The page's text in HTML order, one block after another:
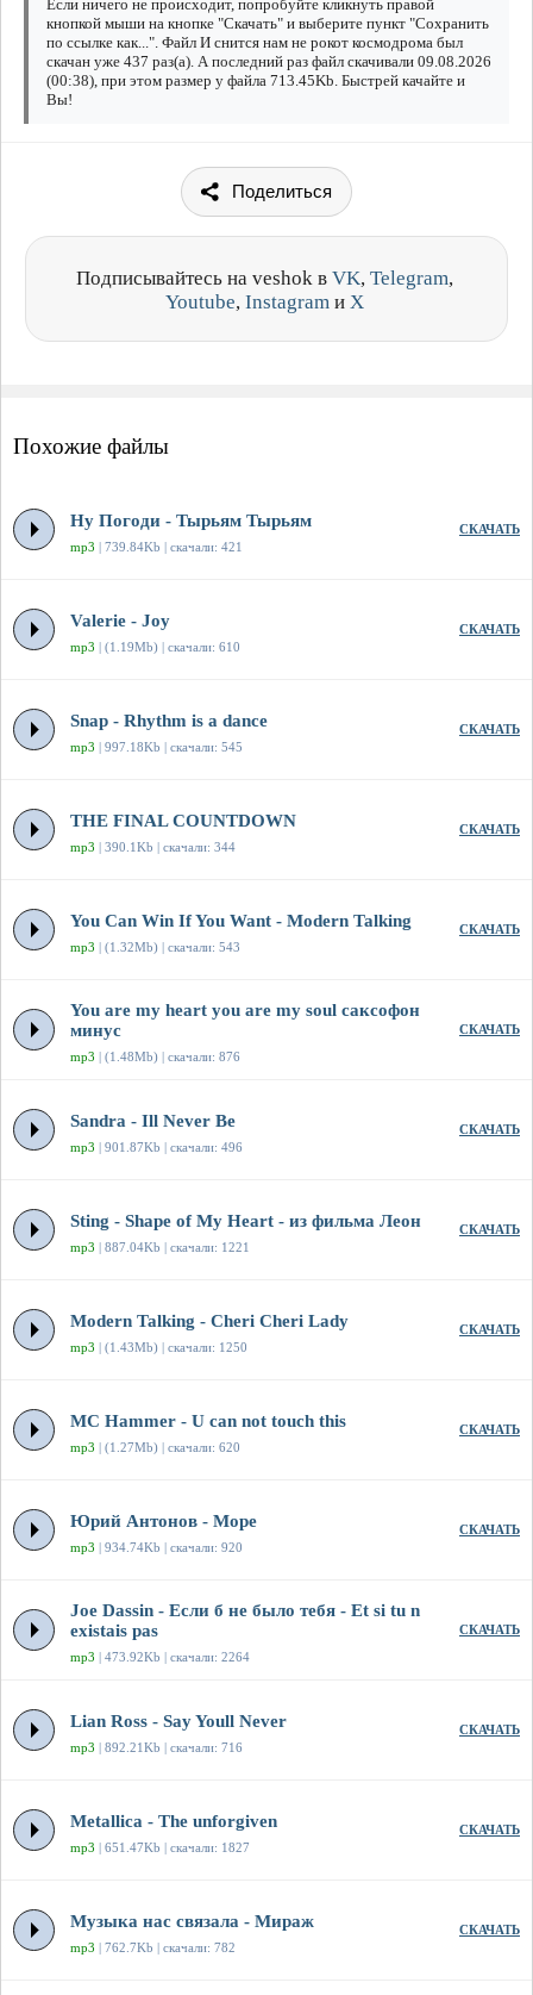
Если ничего не происходит, попробуйте кликнуть правой
кнопкой мыши на кнопке "Скачать" и выберите пункт "Сохранить
по ссылке как...". Файл И снится нам не рокот космодрома был
скачан уже 437 раз(а). А последний раз файл скачивали 09.08.2026
(00:38), при этом размер у файла 713.45Kb. Быстрей качайте и
Вы!
Поделиться
Подписывайтесь на veshok в VK, Telegram,
Youtube, Instagram и X
Похожие файлы
Ну Погоди - Тырьям Тырьям
mp3 | 739.84Kb | скачали: 421
СКАЧАТЬ
Valerie - Joy
mp3 | (1.19Mb) | скачали: 610
СКАЧАТЬ
Snap - Rhythm is a dance
mp3 | 997.18Kb | скачали: 545
СКАЧАТЬ
THE FINAL COUNTDOWN
mp3 | 390.1Kb | скачали: 344
СКАЧАТЬ
You Can Win If You Want - Modern Talking
mp3 | (1.32Mb) | скачали: 543
СКАЧАТЬ
You are my heart you are my soul саксофон
минус
mp3 | (1.48Mb) | скачали: 876
СКАЧАТЬ
Sandra - Ill Never Be
mp3 | 901.87Kb | скачали: 496
СКАЧАТЬ
Sting - Shape of My Heart - из фильма Леон
mp3 | 887.04Kb | скачали: 1221
СКАЧАТЬ
Modern Talking - Cheri Cheri Lady
mp3 | (1.43Mb) | скачали: 1250
СКАЧАТЬ
MC Hammer - U can not touch this
mp3 | (1.27Mb) | скачали: 620
СКАЧАТЬ
Юрий Антонов - Море
mp3 | 934.74Kb | скачали: 920
СКАЧАТЬ
Joe Dassin - Если б не было тебя - Et si tu n
existais pas
mp3 | 473.92Kb | скачали: 2264
СКАЧАТЬ
Lian Ross - Say Youll Never
mp3 | 892.21Kb | скачали: 716
СКАЧАТЬ
Metallica - The unforgiven
mp3 | 651.47Kb | скачали: 1827
СКАЧАТЬ
Музыка нас связала - Мираж
mp3 | 762.7Kb | скачали: 782
СКАЧАТЬ